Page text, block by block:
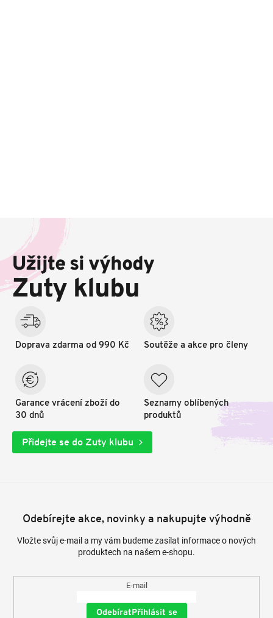
a
í
Užijte si výhody
Zuty klubu
Doprava zdarma od 990 Kč
Garance vrácení zboží do
30 dnů
Soutěže a akce pro členy
Seznamy oblíbených
produktů
Přidejte se do Zuty klubu
Odebírejte akce, novinky a nakupujte výhodně
Vložte svůj e-mail a my vám budeme zasílat informace o nových
produktech na našem e-shopu.
E-mail
Přihlásit se